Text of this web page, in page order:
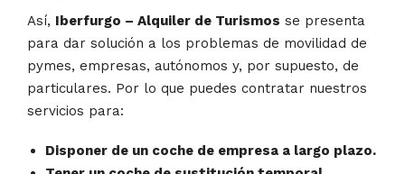
Así, Iberfurgo – Alquiler de Turismos se presenta
para dar solución a los problemas de movilidad de
pymes, empresas, autónomos y, por supuesto, de
particulares. Por lo que puedes contratar nuestros
servicios para:
Disponer de un coche de empresa a largo plazo.